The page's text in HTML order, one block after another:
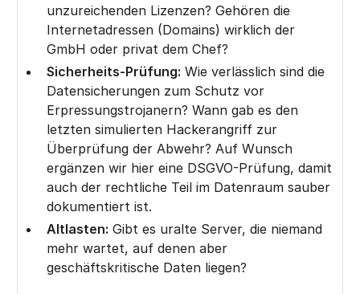
unzureichenden Lizenzen? Gehören die
Internetadressen (Domains) wirklich der
GmbH oder privat dem Chef?
Sicherheits-Prüfung: Wie verlässlich sind die
Datensicherungen zum Schutz vor
Erpressungstrojanern? Wann gab es den
letzten simulierten Hackerangriff zur
Überprüfung der Abwehr? Auf Wunsch
ergänzen wir hier eine DSGVO-Prüfung, damit
auch der rechtliche Teil im Datenraum sauber
dokumentiert ist.
Altlasten: Gibt es uralte Server, die niemand
mehr wartet, auf denen aber
geschäftskritische Daten liegen?